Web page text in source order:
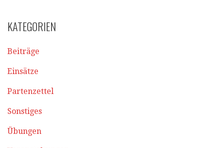
KATEGORIEN
Beiträge
Einsätze
Partenzettel
Sonstiges
Übungen